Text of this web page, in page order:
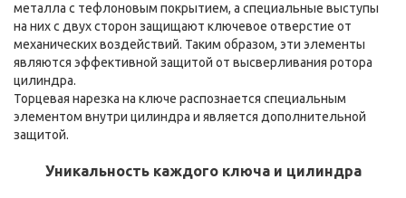
металла с тефлоновым покрытием, а специальные выступы
на них с двух сторон защищают ключевое отверстие от
механических воздействий. Таким образом, эти элементы
являются эффективной защитой от высверливания ротора
цилиндра.
Торцевая нарезка на ключе распознается специальным
элементом внутри цилиндра и является дополнительной
защитой.
Уникальность каждого ключа и цилиндра